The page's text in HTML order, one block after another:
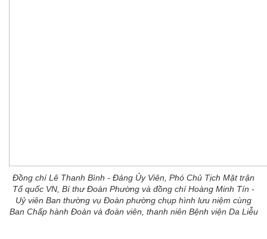
Đồng chí Lê Thanh Bình - Đảng Ủy Viên, Phó Chủ Tịch Mặt trận
Tổ quốc VN, Bí thư Đoàn Phường và đồng chí Hoàng Minh Tín -
Uỷ viên Ban thường vụ Đoàn phường chụp hình lưu niệm cùng
Ban Chấp hành Đoàn và đoàn viên, thanh niên Bệnh viện Da Liễu